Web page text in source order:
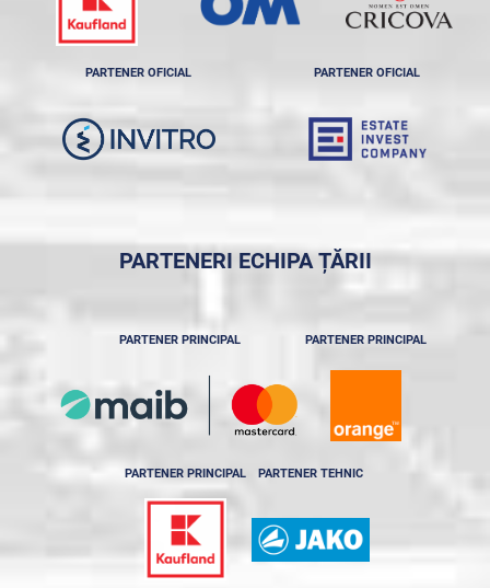
PARTENER OFICIAL PARTENER OFICIAL
PARTENERI ECHIPA ȚĂRII
PARTENER PRINCIPAL PARTENER PRINCIPAL
PARTENER PRINCIPAL PARTENER TEHNIC